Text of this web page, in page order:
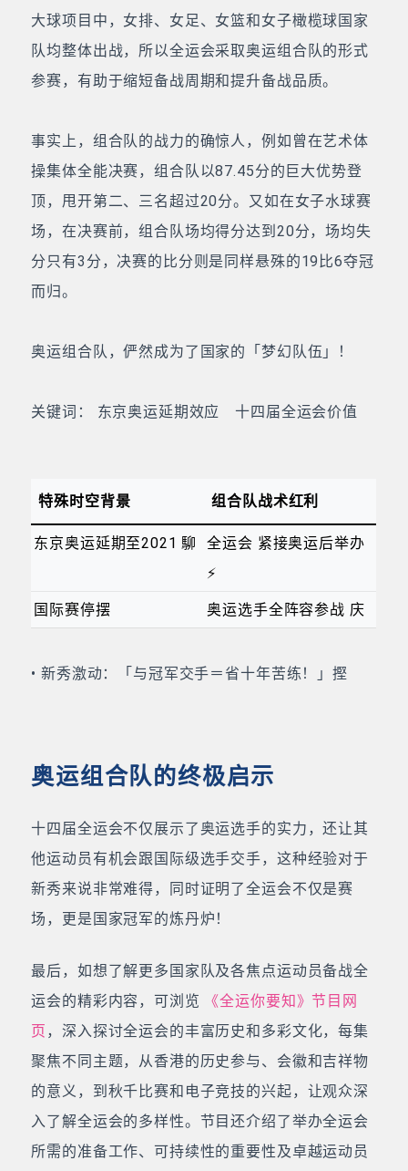
大球项目中，女排、女足、女篮和女子橄榄球国家
队均整体出战，所以全运会采取奥运组合队的形式
参赛，有助于缩短备战周期和提升备战品质。
事实上，组合队的战力的确惊人，例如曾在艺术体
操集体全能决赛，组合队以87.45分的巨大优势登
顶，甩开第二、三名超过20分。又如在女子水球赛
场，在决赛前，组合队场均得分达到20分，场均失
分只有3分，决赛的比分则是同样悬殊的19比6夺冠
而归。
奥运组合队，俨然成为了国家的「梦幻队伍」！
关键词： 东京奥运延期效应 十四届全运会价值
特殊时空背景 组合队战术红利
东京奥运延期至2021 駠️
全运会 紧接奥运后举办
⚡
国际赛停摆 奥运选手全阵容参战 庆
• 新秀激动：「与冠军交手＝省十年苦练！」摼
奥运组合队的终极启示
十四届全运会不仅展示了奥运选手的实力，还让其
他运动员有机会跟国际级选手交手，这种经验对于
新秀来说非常难得，同时证明了全运会不仅是赛
场，更是国家冠军的炼丹炉！
最后，如想了解更多国家队及各焦点运动员备战全
运会的精彩内容，可浏览 《全运你要知》节目网
页 ，深入探讨全运会的丰富历史和多彩文化，每集
聚焦不同主题，从香港的历史参与、会徽和吉祥物
的意义，到秋千比赛和电子竞技的兴起，让观众深
入了解全运会的多样性。节目还介绍了举办全运会
所需的准备工作、可持续性的重要性及卓越运动员